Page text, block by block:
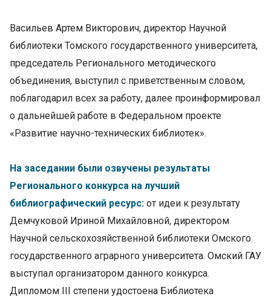
Васильев Артем Викторович, директор Научной
библиотеки Томского государственного университета,
председатель Регионального методического
объединения, выступил с приветственным словом,
поблагодарил всех за работу, далее проинформировал
о дальнейшей работе в Федеральном проекте
«Развитие научно-технических библиотек».
На заседании были озвучены результаты
Регионального конкурса на лучший
библиографический ресурс: от идеи к результату
Демчуковой Ириной Михайловной, директором
Научной сельскохозяйственной библиотеки Омского
государственного аграрного университета. Омский ГАУ
выступал организатором данного конкурса.
Дипломом III степени удостоена Библиотека